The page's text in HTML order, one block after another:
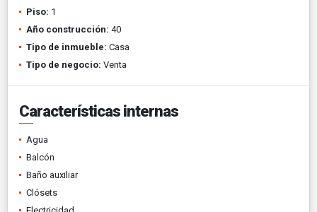
Piso: 1
Año construcción: 40
Tipo de inmueble: Casa
Tipo de negocio: Venta
Características internas
Agua
Balcón
Baño auxiliar
Clósets